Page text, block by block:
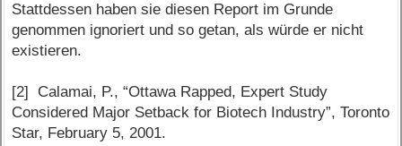
Stattdessen haben sie diesen Report im Grunde
genommen ignoriert und so getan, als würde er nicht
existieren.
[2] Calamai, P., “Ottawa Rapped, Expert Study
Considered Major Setback for Biotech Industry”, Toronto
Star, February 5, 2001.